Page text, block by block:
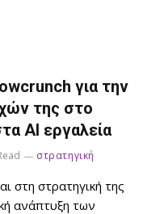
για την
της στο
AI εργαλεία
στρατηγική
στη στρατηγική της
ανάπτυξη των